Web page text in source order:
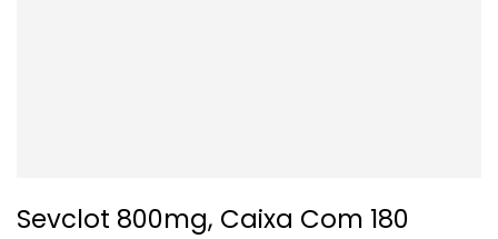
Sevclot 800mg, Caixa Com 180